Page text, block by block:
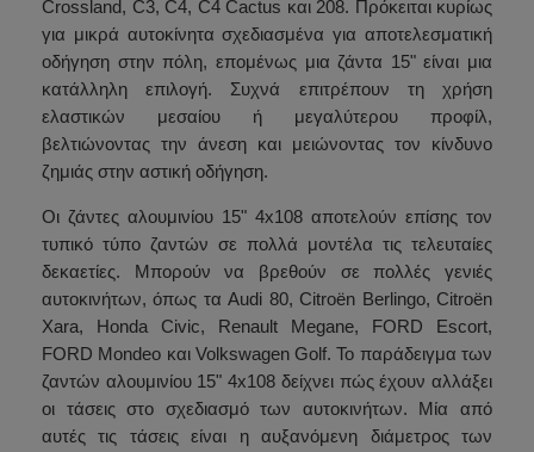
Crossland, C3, C4, C4 Cactus και 208. Πρόκειται κυρίως
για μικρά αυτοκίνητα σχεδιασμένα για αποτελεσματική
οδήγηση στην πόλη, επομένως μια ζάντα 15" είναι μια
κατάλληλη επιλογή. Συχνά επιτρέπουν τη χρήση
ελαστικών μεσαίου ή μεγαλύτερου προφίλ,
βελτιώνοντας την άνεση και μειώνοντας τον κίνδυνο
ζημιάς στην αστική οδήγηση.
Οι ζάντες αλουμινίου 15" 4x108 αποτελούν επίσης τον
τυπικό τύπο ζαντών σε πολλά μοντέλα τις τελευταίες
δεκαετίες. Μπορούν να βρεθούν σε πολλές γενιές
αυτοκινήτων, όπως τα Audi 80, Citroën Berlingo, Citroën
Xara, Honda Civic, Renault Megane, FORD Escort,
FORD Mondeo και Volkswagen Golf. Το παράδειγμα των
ζαντών αλουμινίου 15" 4x108 δείχνει πώς έχουν αλλάξει
οι τάσεις στο σχεδιασμό των αυτοκινήτων. Μία από
αυτές τις τάσεις είναι η αυξανόμενη διάμετρος των